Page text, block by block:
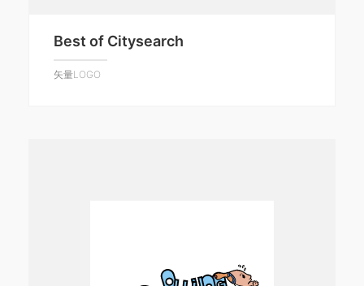
Best of Citysearch
矢量LOGO